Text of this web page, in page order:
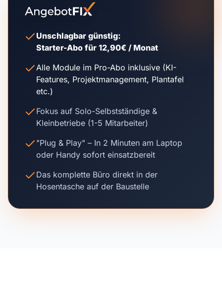
Unschlagbar günstig:
Starter-Abo für 12,90€ / Monat
Alle Module im Pro-Abo inklusive (KI-
Features, Projektmanagement, Plantafel
etc.)
Fokus auf Solo-Selbstständige &
Kleinbetriebe (1-5 Mitarbeiter)
"Plug & Play" – In 2 Minuten am Laptop
oder Handy sofort einsatzbereit
Das komplette Büro direkt in der
Hosentasche auf der Baustelle